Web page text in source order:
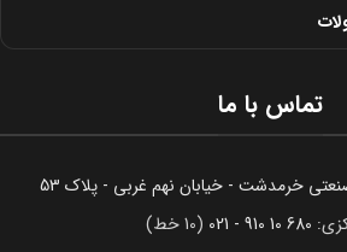
تماس با ما
خرمدشت - خیابان نهم غربی - پلاک 53
680 10 910 - 021
(10 خط)